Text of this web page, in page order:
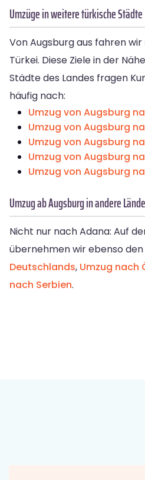
Umzüge in weitere türkische Städte
Von Augsburg aus fahren
Türkei. Diese Ziele in der
Städte des Landes fragen
häufig nach:
Umzug von Augsburg
Umzug von Augsburg
Umzug von Augsburg
Umzug von Augsburg
Umzug von Augsburg
Umzug ab Augsburg in andere
Nicht nur nach Adana: Auf
übernehmen wir ebenso den
Deutschlands, Umzug nach
nach Serbien.